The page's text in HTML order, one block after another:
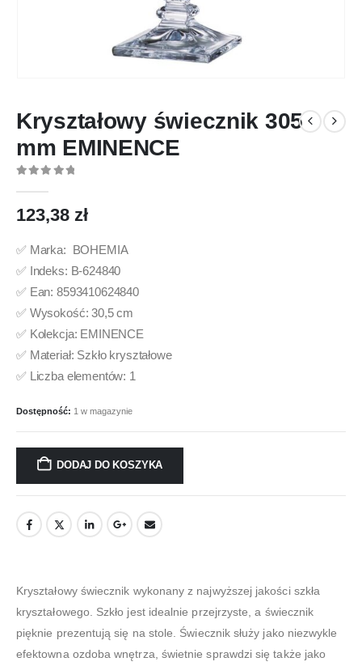
Kryształowy świecznik 305
mm EMINENCE
123,38 zł
✅ Marka: BOHEMIA
✅ Indeks: B-624840
✅ Ean: 8593410624840
✅ Wysokość: 30,5 cm
✅ Kolekcja: EMINENCE
✅ Materiał: Szkło kryształowe
✅ Liczba elementów: 1
Dostępność: 1 w magazynie
DODAJ DO KOSZYKA
Kryształowy świecznik wykonany z najwyższej jakości szkła
kryształowego. Szkło jest idealnie przejrzyste, a świecznik
pięknie prezentują się na stole. Świecznik służy jako niezwykle
efektowna ozdoba wnętrza, świetnie sprawdzi się także jako